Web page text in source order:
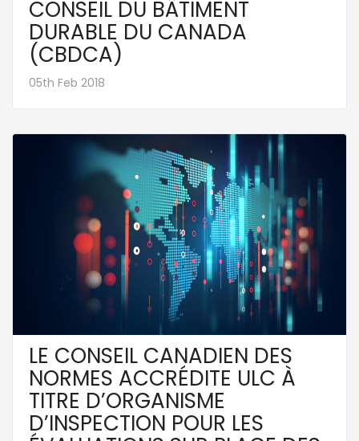
CONSEIL DU BÂTIMENT
DURABLE DU CANADA
(CBDCA)
05th Feb 2018
LE CONSEIL CANADIEN DES
NORMES ACCRÉDITE ULC À
TITRE D’ORGANISME
D’INSPECTION POUR LES